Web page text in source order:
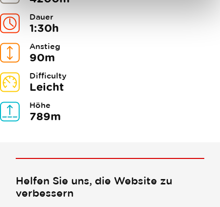
Dauer
1:30h
Anstieg
90m
Difficulty
Leicht
Höhe
789m
Helfen Sie uns, die Website zu
verbessern